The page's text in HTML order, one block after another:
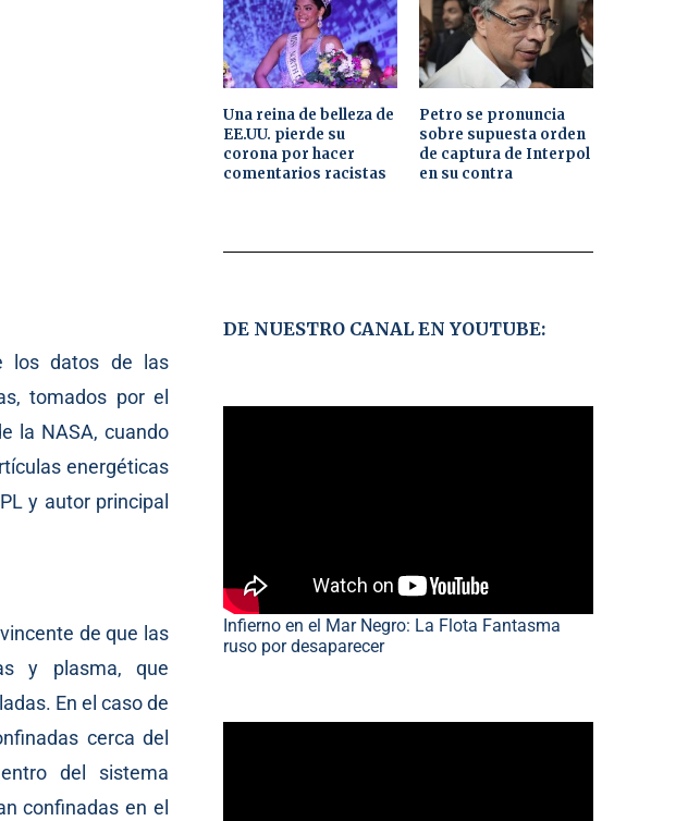
los datos de las
tomados por el
la NASA, cuando
energéticas
y autor principal
de que las
y plasma, que
En el caso de
cerca del
del sistema
confinadas en el
Una reina de belleza de
EE.UU. pierde su
corona por hacer
comentarios racistas
Petro se pronuncia
sobre supuesta orden
de captura de Interpol
en su contra
DE NUESTRO CANAL EN YOUTUBE:
Infierno en el Mar Negro: La Flota Fantasma
ruso por desaparecer